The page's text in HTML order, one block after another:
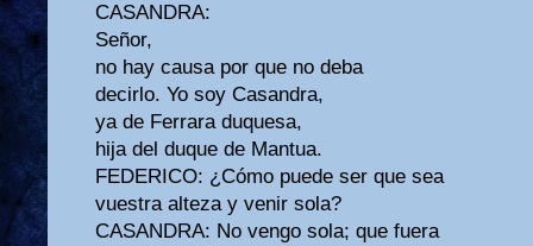
CASANDRA:
Señor,
no hay causa por que no deba
decirlo. Yo soy Casandra,
ya de Ferrara duquesa,
hija del duque de Mantua.
FEDERICO: ¿Cómo puede ser que sea
vuestra alteza y venir sola?
CASANDRA: No vengo sola; que fuera